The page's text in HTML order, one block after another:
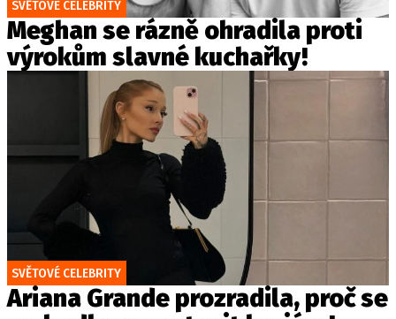
SVĚTOVÉ CELEBRITY
Meghan se rázně ohradila proti
výrokům slavné kuchařky!
SVĚTOVÉ CELEBRITY
Ariana Grande prozradila, proč se